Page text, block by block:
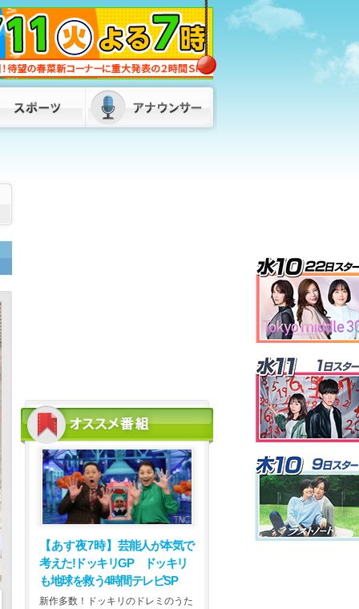
蔵内議長の“ネパールは天国”発言に服部
知事「県民に丁寧な説明が必要」 金銭
授受疑惑も「疑念や不信は解かれていな
い」 福岡 2026/08/07 18:00
福岡県・福岡市・北九州市が「副首都」
指定目指し初の連絡会議 服部知事「県
【あす夜7時】 芸能人が本気で
考えた!ドッキリGP ドッキリ
も地球を救う4時間テレビSP
新作多数！ドッキリのドレミのうた